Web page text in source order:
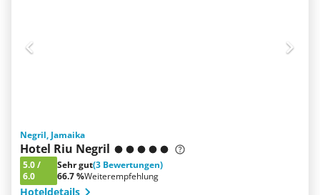
Negril, Jamaika
Hotel Riu Negril
5.0/
6.0
Sehr gut(3 Bewertungen)
66.7 %Weiterempfehlung
Hoteldetails